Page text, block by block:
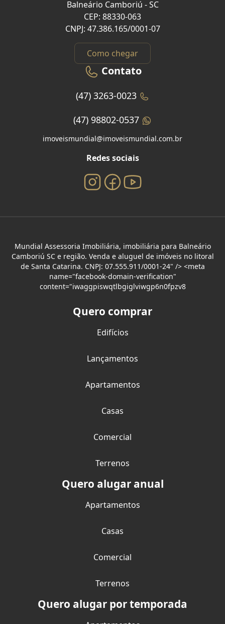
Balneário Camboriú - SC
CEP: 88330-063
CNPJ: 47.386.165/0001-07
Como chegar
Contato
(47) 3263-0023
(47) 98802-0537
imoveismundial@imoveismundial.com.br
Redes sociais
Mundial Assessoria Imobiliária, imobiliária para Balneário
Camboriú SC e região. Venda e aluguel de imóveis no litoral
de Santa Catarina. CNPJ: 07.555.911/0001-24" /> <meta
name="facebook-domain-verification"
content="iwaggpiswqtlbgiglviwgp6n0fpzv8
Quero comprar
Edifícios
Lançamentos
Apartamentos
Casas
Comercial
Terrenos
Quero alugar anual
Apartamentos
Casas
Comercial
Terrenos
Quero alugar por temporada